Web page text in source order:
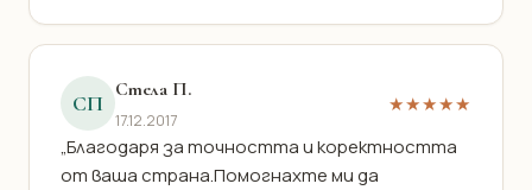
СП
Стела П.
17.12.2017
★★★★★
„Благодаря за точността и коректността
от ваша страна.Помогнахте ми да